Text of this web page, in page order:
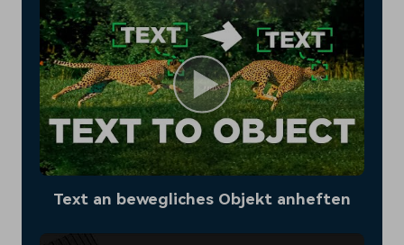
Text an bewegliches Objekt anheften